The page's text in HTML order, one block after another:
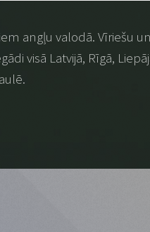
angļu valodā. Vīriešu
visā Latvijā, Rīgā,